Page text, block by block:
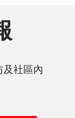
社區內